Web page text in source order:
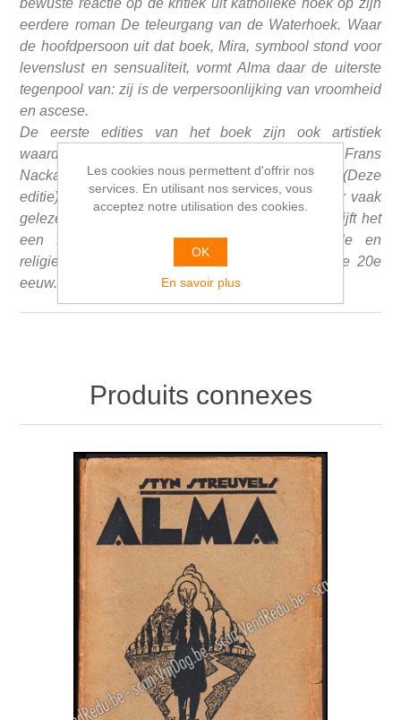
bewuste reactie op de kritiek uit katholieke hoek op zijn
eerdere roman De teleurgang van de Waterhoek. Waar
de hoofdpersoon uit dat boek, Mira, symbool stond voor
levenslust en sensualiteit, vormt Alma daar de uiterste
tegenpool van: zij is de verpersoonlijking van vroomheid
en ascese.
De eerste edities van het boek zijn ook artistiek
waardevol, met illustraties van respectievelijk Frans
Nackaerts en de bekende graficus Jozef Cantré (Deze
editie). Hoewel het werk vandaag de dag minder vaak
gelezen wordt dan Streuvels' grote klassiekers, blijft het
een fascinerend tijdsdocument van de morele en
religieuze sfeer in het Vlaanderen van de vroege 20e
eeuw.
Produits connexes
Les cookies nous permettent d'offrir nos
services. En utilisant nos services, vous
acceptez notre utilisation des cookies.
OK
En savoir plus